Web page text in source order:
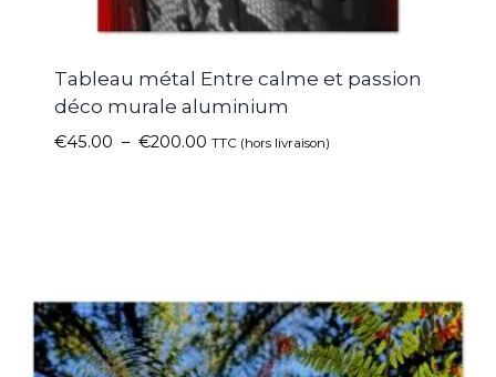
Tableau métal Entre calme et passion
déco murale aluminium
€45.00 – €200.00 TTC (hors livraison)